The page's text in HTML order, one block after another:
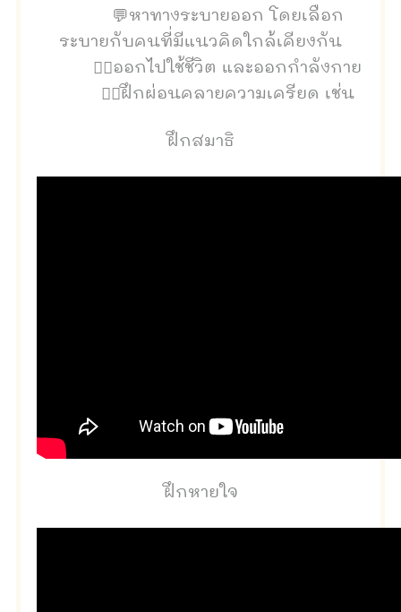
💬หาทางระบายออก โดยเลือก
ระบายกับคนที่มีแนวคิดใกล้เคียงกัน
🚶‍♀️ออกไปใช้ชีวิต และออกกำลังกาย
🤦‍♀️ฝึกผ่อนคลายความเครียด เช่น
ฝึกสมาธิ
ฝึกหายใจ